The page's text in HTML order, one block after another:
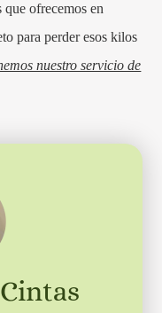
que ofrecemos en
para perder esos kilos
nuestro servicio de